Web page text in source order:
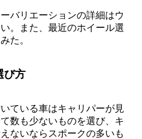
バリエーションの詳細はウ
。また、最近のホイール選
た。
び方
ている車はキャリパーが見
数も少ないものを選び、キ
ないならスポークの多いも